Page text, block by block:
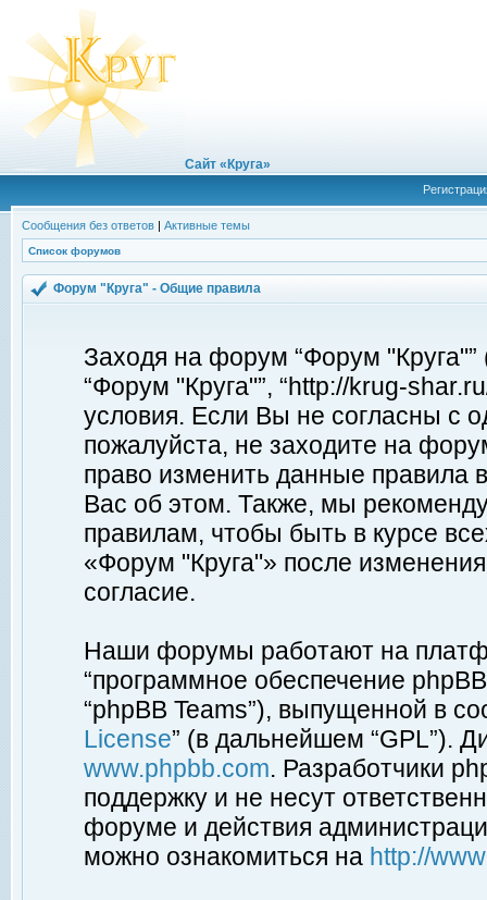
Сайт «Круга»
Сообщения без ответов | Активные темы
Список форумов
Форум "Круга" - Общие правила
Заходя на форум “Форум
“Форум "Круга"”, “http://krug-
условия. Если Вы не согласны с
пожалуйста, не заходите на
право изменить данные правила
Вас об этом. Также, мы
правилам, чтобы быть в курсе
«Форум "Круга"» после
согласие.
Наши форумы работают на
“программное обеспечение
“phpBB Teams”), выпущенной в
License” (в дальнейшем “GPL”).
www.phpbb.com. Разработчики
поддержку и не несут
форуме и действия
можно ознакомиться на http://